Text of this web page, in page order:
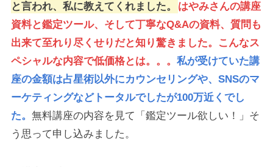
と言われ、私に教えてくれました。
はやみさんの講座
資料と鑑定ツール、そして丁寧なQ&Aの資料、質問も
出来て至れり尽くせりだと知り驚きました。こんなス
ペシャルな内容で低価格とは。。。 私が受けていた講
座の金額は占星術以外にカウンセリングや、SNSのマ
ーケティングなどトータルでしたが100万近くでし
た。 無料講座の内容を見て「鑑定ツール欲しい！」そ
う思って申し込みました。